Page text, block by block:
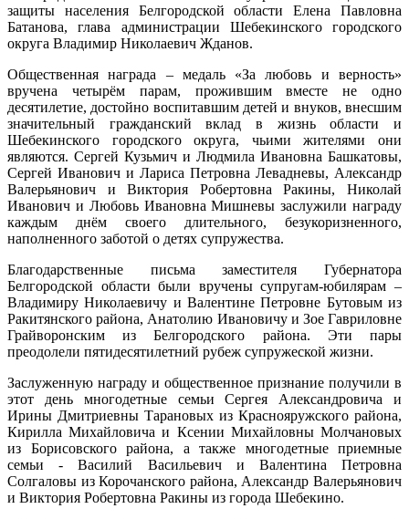
защиты населения Белгородской области Елена Павловна
Батанова, глава администрации Шебекинского городского
округа Владимир Николаевич Жданов.
Общественная награда – медаль «За любовь и верность»
вручена четырём парам, прожившим вместе не одно
десятилетие, достойно воспитавшим детей и внуков, внесшим
значительный гражданский вклад в жизнь области и
Шебекинского городского округа, чьими жителями они
являются. Сергей Кузьмич и Людмила Ивановна Башкатовы,
Сергей Иванович и Лариса Петровна Левадневы, Александр
Валерьянович и Виктория Робертовна Ракины, Николай
Иванович и Любовь Ивановна Мишневы заслужили награду
каждым днём своего длительного, безукоризненного,
наполненного заботой о детях супружества.
Благодарственные письма заместителя Губернатора
Белгородской области были вручены супругам-юбилярам –
Владимиру Николаевичу и Валентине Петровне Бутовым из
Ракитянского района, Анатолию Ивановичу и Зое Гавриловне
Грайворонским из Белгородского района. Эти пары
преодолели пятидесятилетний рубеж супружеской жизни.
Заслуженную награду и общественное признание получили в
этот день многодетные семьи Сергея Александровича и
Ирины Дмитриевны Тарановых из Краснояружского района,
Кирилла Михайловича и Ксении Михайловны Молчановых
из Борисовского района, а также многодетные приемные
семьи -Василий Васильевич и Валентина Петровна
Солгаловы из Корочанского района, Александр Валерьянович
и Виктория Робертовна Ракины из города Шебекино.